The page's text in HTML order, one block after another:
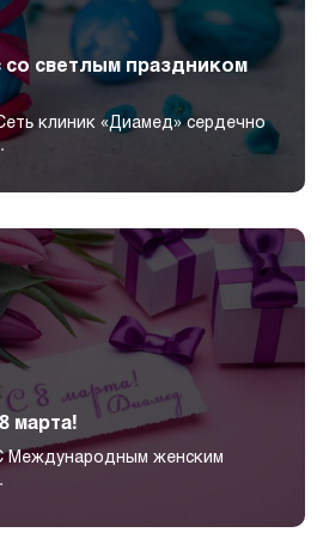
со светлым праздником
клиник «Диамед» сердечно
марта!
Международным женским